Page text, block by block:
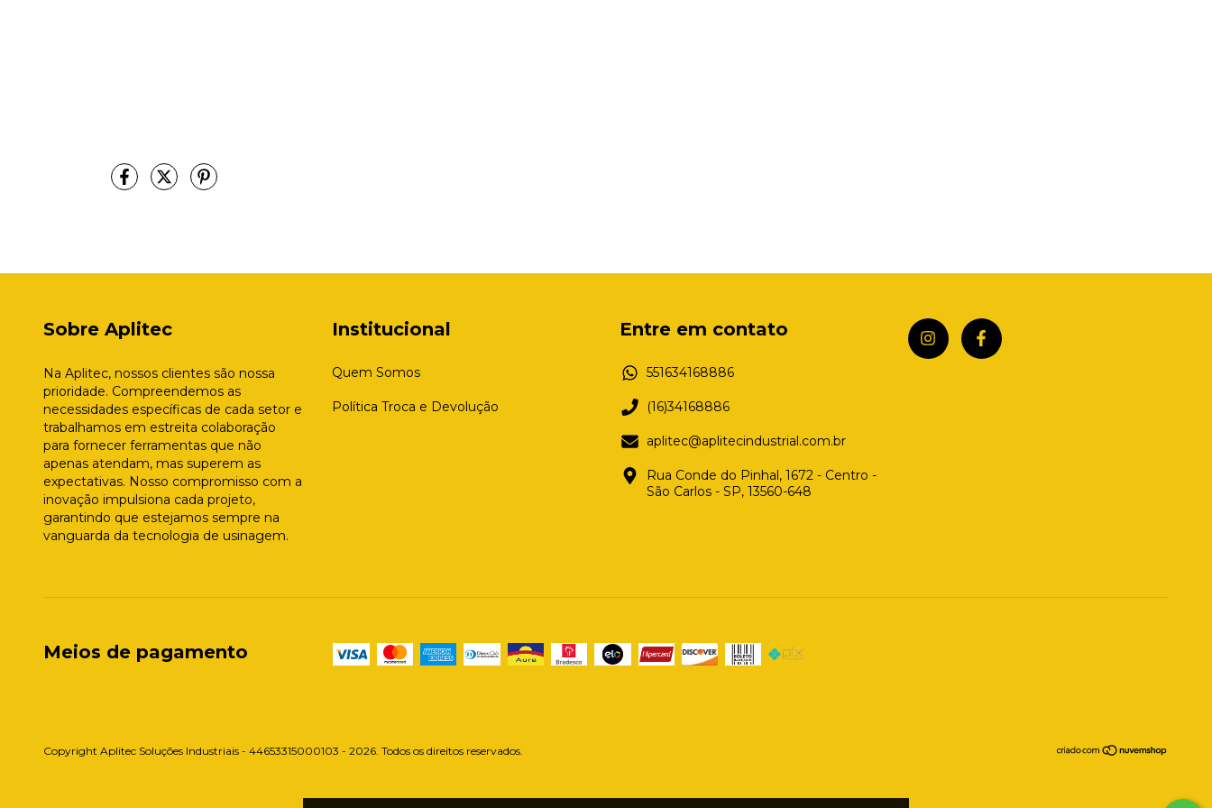
Sobre Aplitec
Na Aplitec, nossos clientes são nossa
prioridade. Compreendemos as
necessidades específicas de cada setor e
trabalhamos em estreita colaboração
para fornecer ferramentas que não
apenas atendam, mas superem as
expectativas. Nosso compromisso com a
inovação impulsiona cada projeto,
garantindo que estejamos sempre na
vanguarda da tecnologia de usinagem.
Institucional
Quem Somos
Política Troca e Devolução
Entre em contato
551634168886
(16)34168886
aplitec@aplitecindustrial.com.br
Rua Conde do Pinhal, 1672 - Centro -
São Carlos - SP, 13560-648
Meios de pagamento
Copyright Aplitec Soluções Industriais - 44653315000103 - 2026. Todos os direitos reservados.